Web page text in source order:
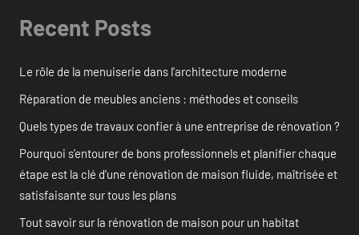
Recent Posts
Le rôle de la menuiserie dans l’architecture moderne
Réparation de meubles anciens : méthodes et conseils
Quels types de travaux confier à une entreprise de rénovation ?
Pourquoi s’entourer de bons professionnels et planifier chaque
étape est la clé d’une rénovation de maison fluide, maîtrisée et
satisfaisante sur tous les plans
Tout savoir sur la rénovation de maison pour un habitat